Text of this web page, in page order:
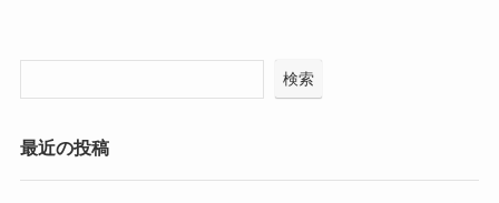
検索
最近の投稿